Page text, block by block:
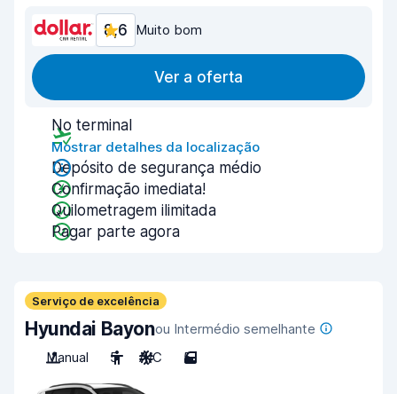
8,6 Muito bom
Ver a oferta
No terminal
Mostrar detalhes da localização
Depósito de segurança médio
Confirmação imediata!
Quilometragem ilimitada
Pagar parte agora
Serviço de excelência
Hyundai Bayonou Intermédio semelhante
Manual
5 A/C 5